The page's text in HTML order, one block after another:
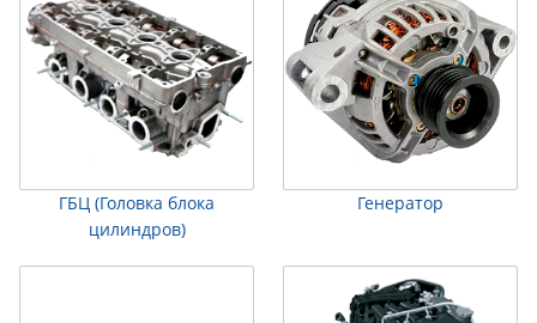
ГБЦ (Головка блока
цилиндров)
Генератор